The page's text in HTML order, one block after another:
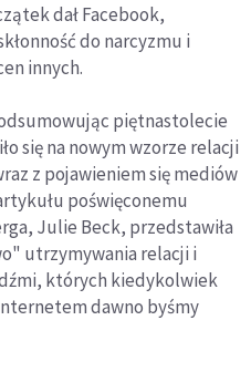
dał Facebook,
do narcyzmu i
innych.
piętnastolecie
się na nowym wzorze relacji
z pojawieniem się mediów
poświęconemu
Julie Beck, przedstawiła
utrzymywania relacji i
których kiedykolwiek
dawno byśmy